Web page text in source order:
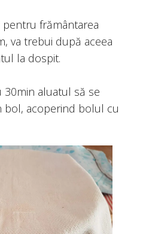
frământarea
va trebui după aceea
la dospit.
30min aluatul să se
bol, acoperind bolul cu